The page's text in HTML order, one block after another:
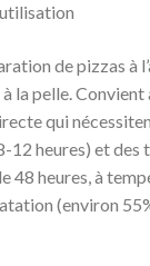
de pizzas à
la pelle.
qui
12 heures) et des
48 heures, à
(environ